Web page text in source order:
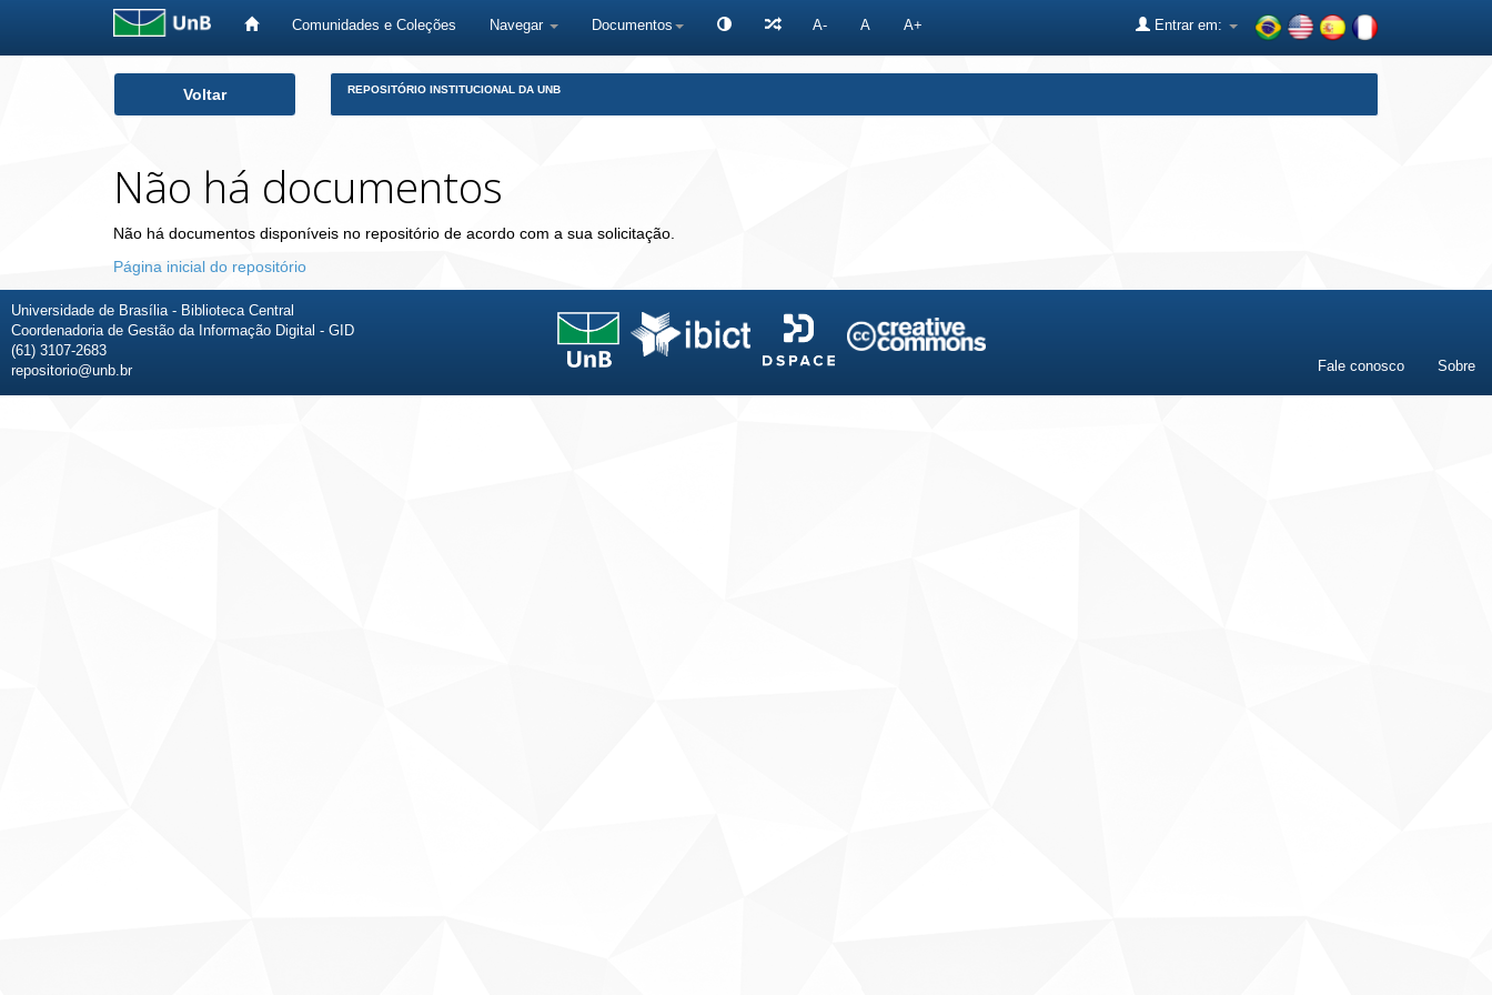
Comunidades e Coleções Navegar Documentos A- A A+ Entrar em:
Voltar REPOSITÓRIO INSTITUCIONAL DA UNB
Não há documentos
Não há documentos disponíveis no repositório de acordo com a sua solicitação.
Página inicial do repositório
Universidade de Brasília - Biblioteca Central
Coordenadoria de Gestão da Informação Digital - GID
(61) 3107-2683
repositorio@unb.br
Fale conosco Sobre